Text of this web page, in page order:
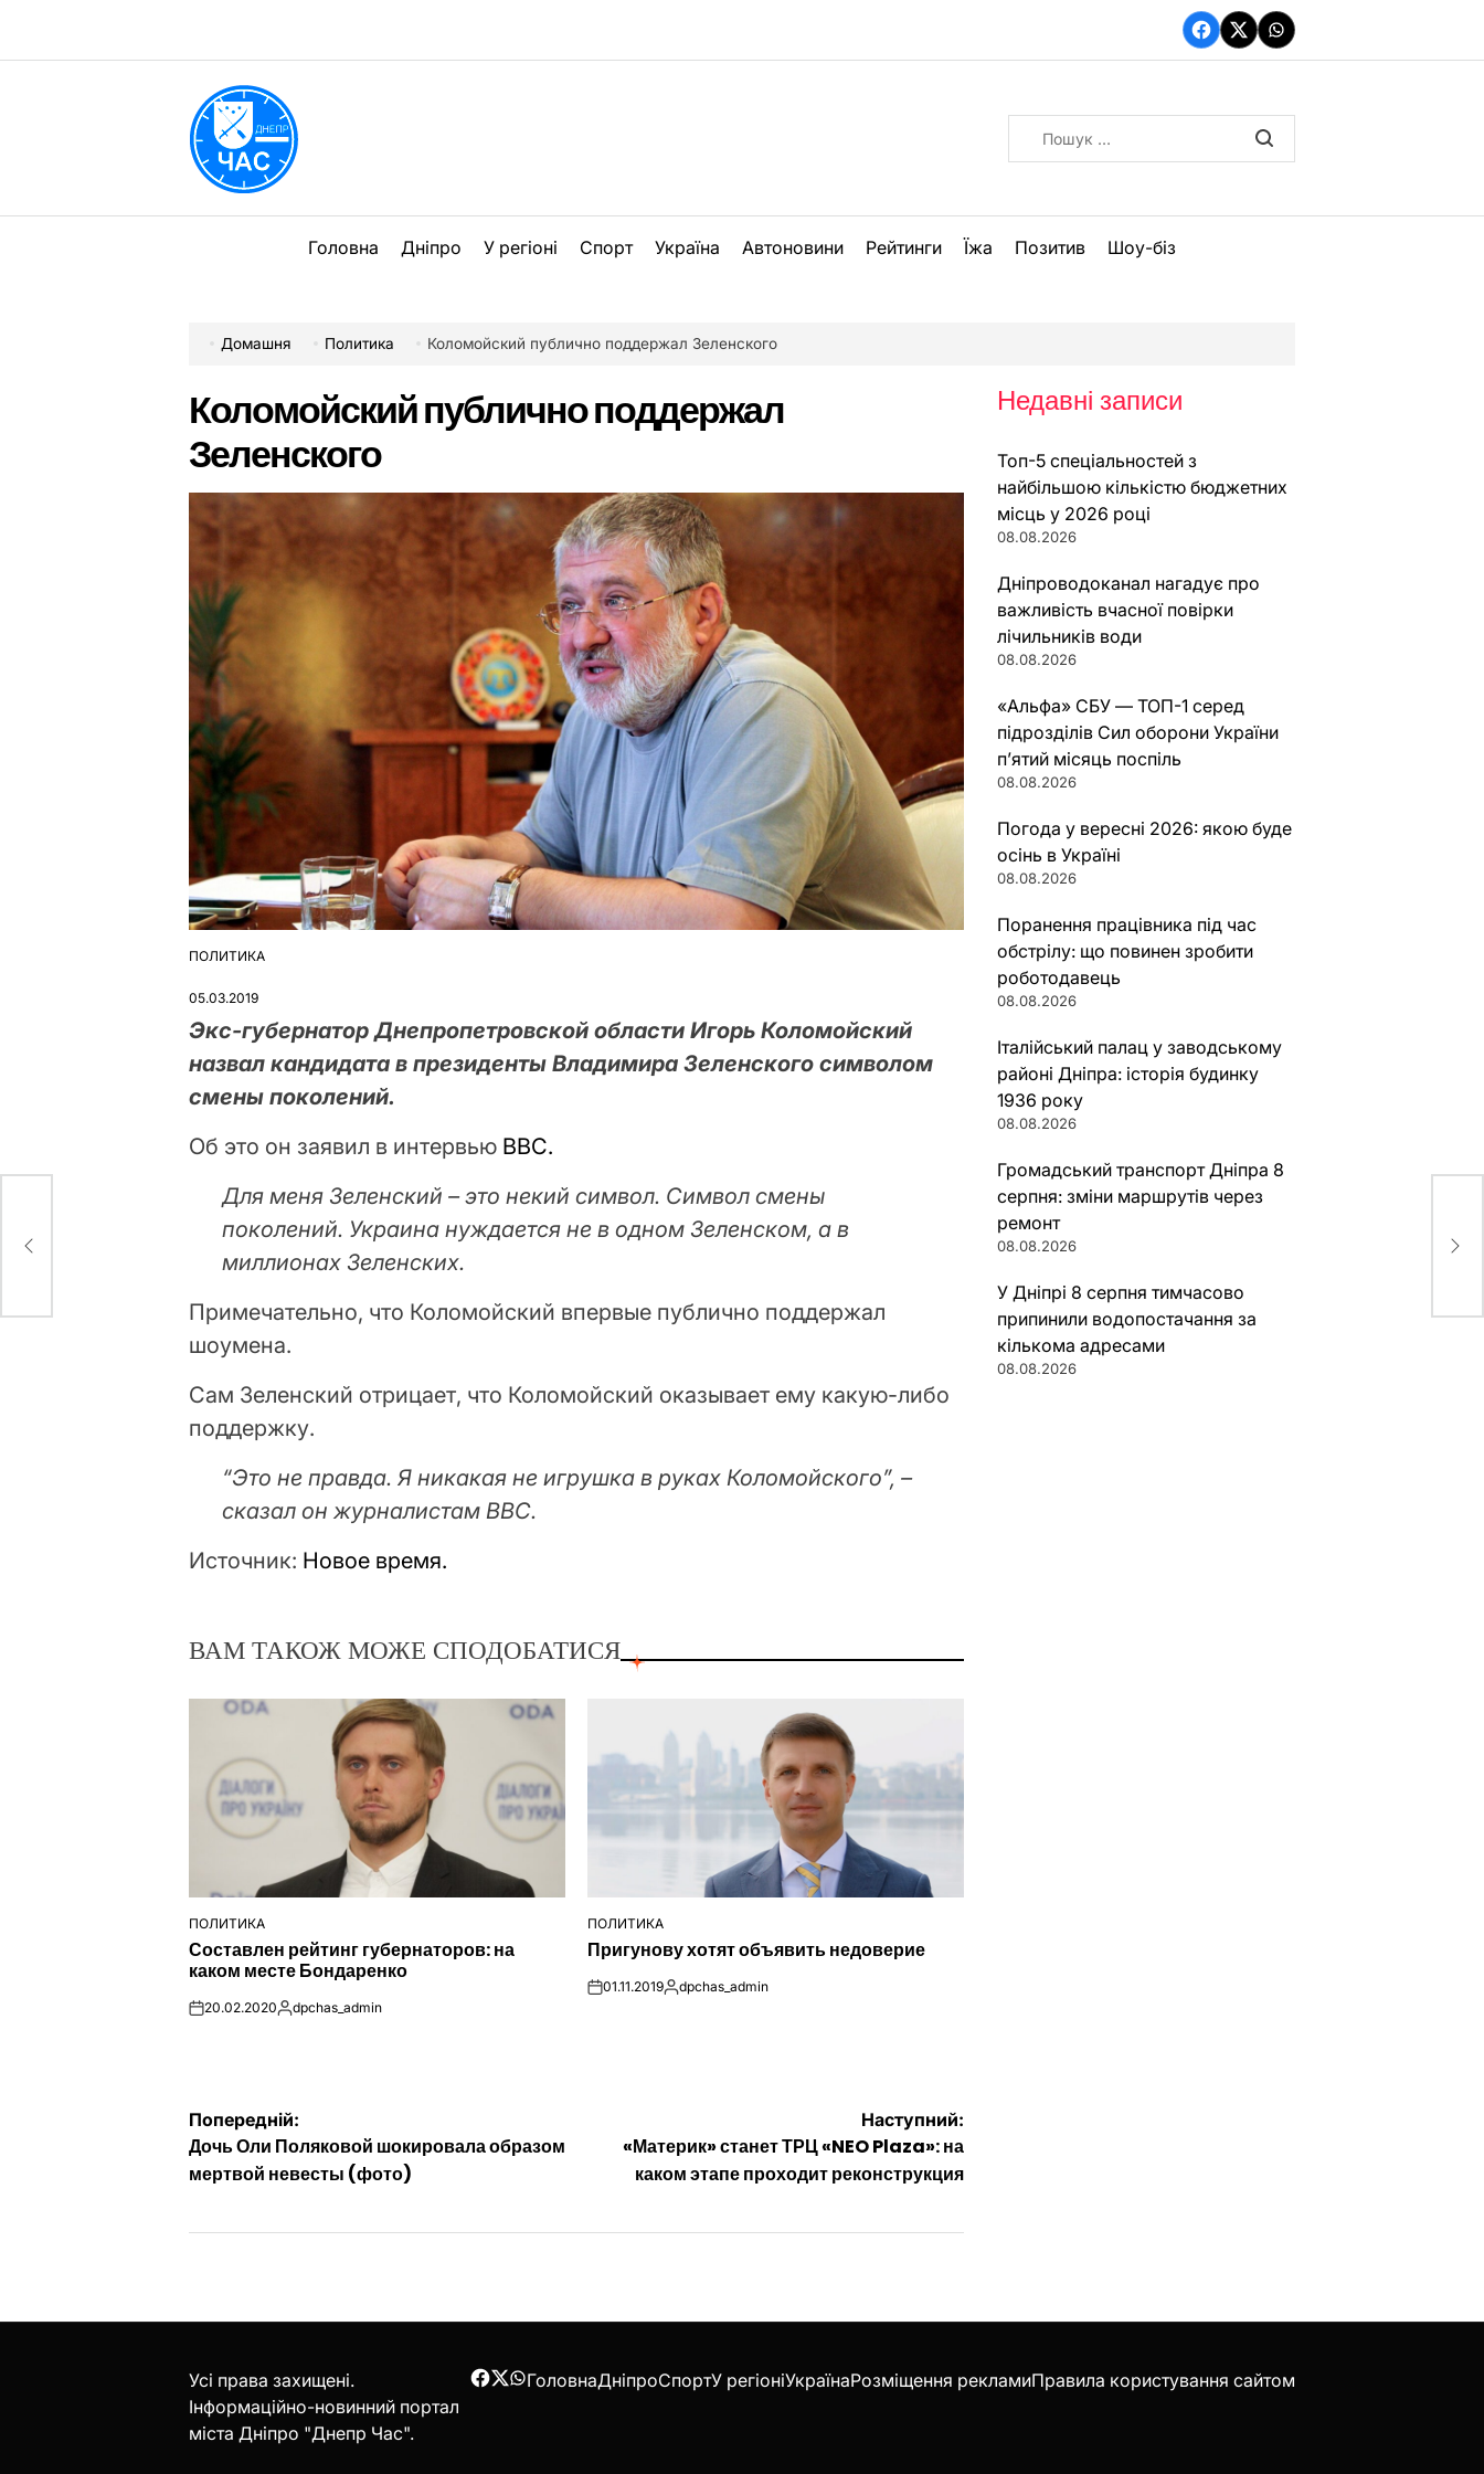
вмісту
Facebook
TwitterWhatsApp
Головна Дніпро У регіоні Спорт Україна Автоновини Рейтинги Їжа Позитив Шоу-біз
Домашня Политика Коломойский публично поддержал Зеленского
Коломойский публично поддержал
Зеленского
ОПУБЛІКУВАТИ
ПОЛИТИКА
05.03.2019
Экс-губернатор Днепропетровской области Игорь Коломойский
назвал кандидата в президенты Владимира Зеленского символом
смены поколений.
Об это он заявил в интервью ВВС.
Для меня Зеленский – это некий символ. Символ смены
поколений. Украина нуждается не в одном Зеленском, а в
миллионах Зеленских.
Примечательно, что Коломойский впервые публично поддержал
шоумена.
Сам Зеленский отрицает, что Коломойский оказывает ему какую-либо
поддержку.
“Это не правда. Я никакая не игрушка в руках Коломойского”, –
сказал он журналистам ВВС.
Источник: Новое время.
ВАМ ТАКОЖ МОЖЕ СПОДОБАТИСЯ
ОПУБЛІКУВАТИ
У
ПОЛИТИКА
Составлен рейтинг губернаторов: на
каком месте Бондаренко
on20.02.2020Опубліковано
dpchas_admin
ОПУБЛІКУВАТИ
ПОЛИТИКА
Пригунову хотят объявить недоверие
on01.11.2019Опубліковано
dpchas_admin
Навігація
записів
Попередній:
Дочь Оли Поляковой шокировала образом
мертвой невесты (фото)
Наступний:
«Материк» станет ТРЦ «NEO Plaza»: на
каком этапе проходит реконструкция
Недавні записи
Топ-5 спеціальностей з
найбільшою кількістю бюджетних
місць у 2026 році
08.08.2026
Дніпроводоканал нагадує про
важливість вчасної повірки
лічильників води
08.08.2026
«Альфа» СБУ — ТОП-1 серед
підрозділів Сил оборони України
п’ятий місяць поспіль
08.08.2026
Погода у вересні 2026: якою буде
осінь в Україні
08.08.2026
Поранення працівника під час
обстрілу: що повинен зробити
роботодавець
08.08.2026
Італійський палац у заводському
районі Дніпра: історія будинку
1936 року
08.08.2026
Громадський транспорт Дніпра 8
серпня: зміни маршрутів через
ремонт
08.08.2026
У Дніпрі 8 серпня тимчасово
припинили водопостачання за
кількома адресами
08.08.2026
Усі права захищені.
Інформаційно-новинний портал
міста Дніпро "Днепр Час".
Facebook
Twitter
WhatsApp
ГоловнаДніпроСпортУ регіоніУкраїнаРозміщення рекламиПравила користування сайтом